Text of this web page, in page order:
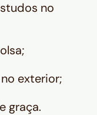
no
exterior;
graça.